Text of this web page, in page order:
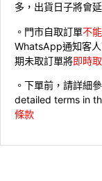
多，出貨日子將會
。門市自取訂單不
WhatsApp通知客
期未取訂單將即時
。下單前，請詳細
detailed terms in
條款